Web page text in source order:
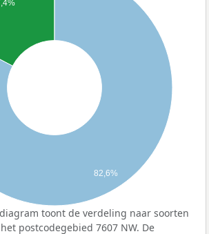
82,6%
toont de verdeling naar soorten
postcodegebied 7607 NW. De